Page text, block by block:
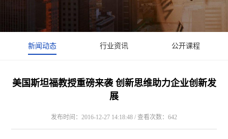
新闻动态 行业资讯 公开课程
美国斯坦福教授重磅来袭 创新思维助力企业创新发
展
发布时间：2016-12-27 14:18:48 / 查看次数：642